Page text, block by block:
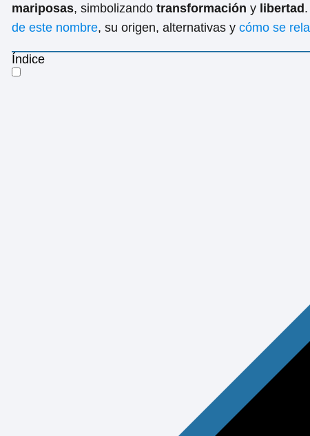
mariposas, simbolizando transformación y libertad
de este nombre, su origen, alternativas y cómo se
Índice